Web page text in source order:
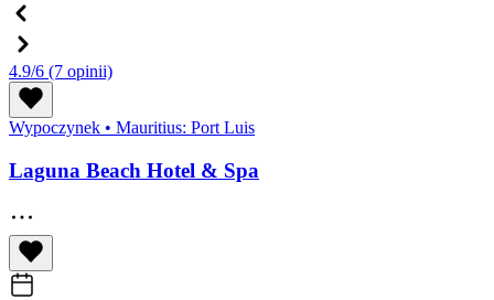
4.9/6 (7 opinii)
Wypoczynek • Mauritius: Port Luis
Laguna Beach Hotel & Spa